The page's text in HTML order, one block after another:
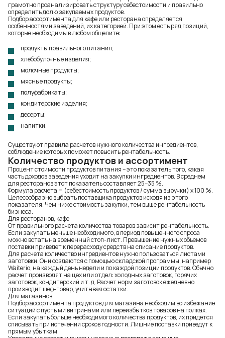
грамотно проанализировать структуру себестоимости и правильно
определить долю закупаемых продуктов.
Подбор ассортимента для кафеили ресторана определяется
особенностями заведений, их категорией. При этом есть ряд позиций,
которые необходимы в любом общепите:
продукты правильного питания;
хлебобулочные изделия;
молочные продукты;
мясные продукты;
полуфабрикаты;
кондитерские изделия;
десерты;
напитки.
Существуют правила расчетов нужного количества ингредиентов,
соблюдение которых поможет повысить рентабельность.
Количество продуктов и ассортимент
Процент стоимости продуктов питания – это показатель того, какая
часть доходов заведения уходит на закупки ингредиентов. В среднем
для ресторанов этот показатель составляет 25–35 %.
Формула расчета = (себестоимость продуктов / сумма выручки) х 100 %.
Целесообразно выбрать поставщика продуктов исходя из этого
показателя. Чем ниже стоимость закупки, тем выше рентабельность
бизнеса.
Для ресторанов, кафе
От правильного расчета количества товаров зависит рентабельность.
Если закупать меньше необходимого, в период повышенного спроса
можно встать на временный стоп-лист. Превышение нужных объемов
поставки приведет к перерасходу средств на списание продуктов.
Для расчета количество ингредиентов нужно пользоваться листами
заготовки. Они создаются с помощью складской программы, например
Waiterio, на каждый день недели и по каждой позиции продуктов. Обычно
расчет производят на цех или отдел: холодных заготовок, горячих
заготовок, кондитерский и т. д. Расчет норм заготовок ежедневно
производит шеф-повар, учитывая остатки.
Для магазинов
Подбор ассортимента продуктов для магазина необходим во избежание
ситуаций с пустыми витринами или переизбытков товаров на полках.
Если закупать больше необходимого количества продуктов, их придется
списывать при истечении сроков годности. Лишние поставки приведут к
прямым убыткам.